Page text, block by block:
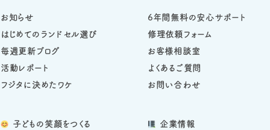
子どもの笑顔をつくる
お知らせ
はじめてのランドセル選び
毎週更新ブログ
活動レポート
フジタに決めたワケ
6年間無料の安心サポート
修理依頼フォーム
お客様相談室
よくあるご質問
お問い合わせ
企業情報